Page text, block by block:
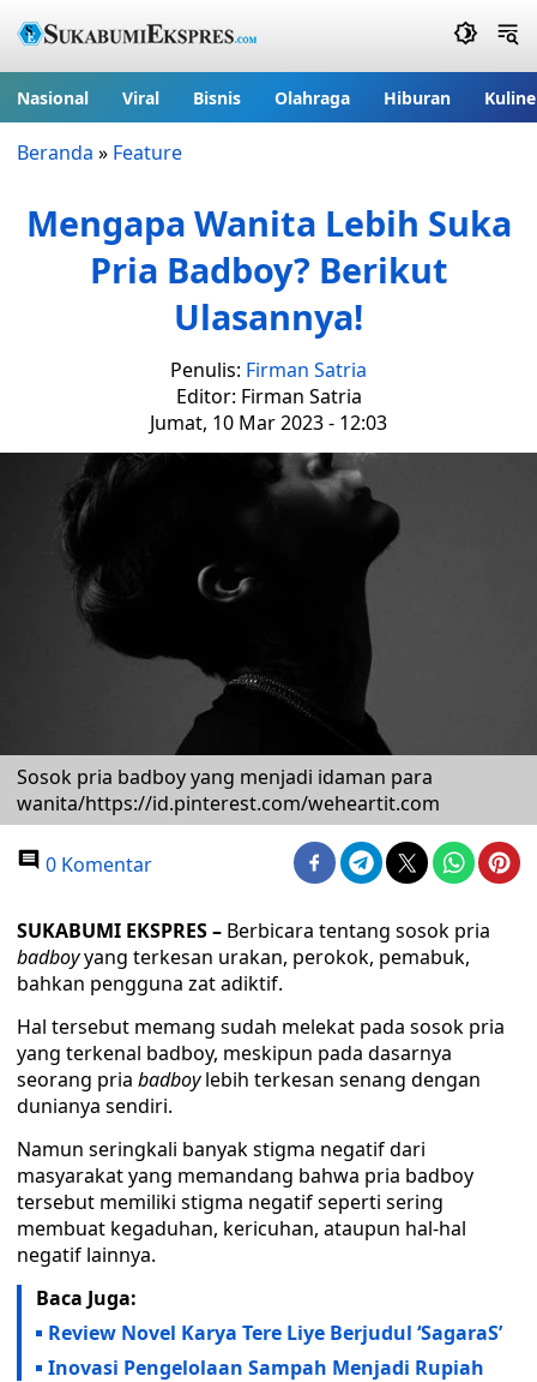
Nasional Viral Bisnis Olahraga Hiburan
Beranda » Feature
Mengapa Wanita Lebih Suka
Pria Badboy? Berikut
Ulasannya!
Penulis: Firman Satria
Editor: Firman Satria
Jumat, 10 Mar 2023 - 12:03
Sosok pria badboy yang menjadi idaman para
wanita/https://id.pinterest.com/weheartit.com
0 Komentar
SUKABUMI EKSPRES– Berbicara tentang sosok pria
badboyyang terkesan urakan, perokok, pemabuk,
bahkan pengguna zat adiktif.
Hal tersebut memang sudah melekat pada sosok pria
yang terkenal badboy, meskipun pada dasarnya
seorang pria badboylebih terkesan senang dengan
dunianya sendiri.
Namun seringkali banyak stigma negatif dari
masyarakat yang memandang bahwa pria badboy
tersebut memiliki stigma negatif seperti sering
membuat kegaduhan, kericuhan, ataupun hal-hal
negatif lainnya.
Baca Juga:
Review Novel Karya Tere Liye Berjudul ‘SagaraS’
Inovasi Pengelolaan Sampah Menjadi Rupiah